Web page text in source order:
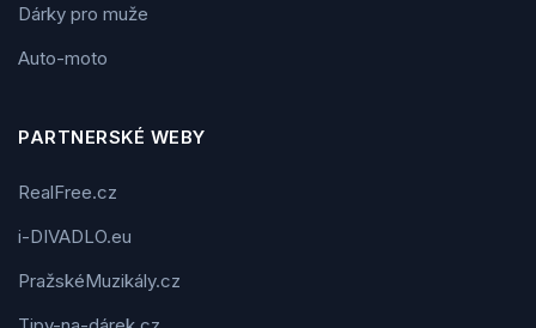
Dárky pro muže
Auto-moto
PARTNERSKÉ WEBY
RealFree.cz
i-DIVADLO.eu
PražskéMuzikály.cz